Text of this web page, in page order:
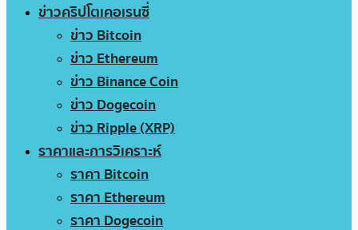
ข่าวคริปโตเคอเรนซี่
ข่าว Bitcoin
ข่าว Ethereum
ข่าว Binance Coin
ข่าว Dogecoin
ข่าว Ripple (XRP)
ราคาและการวิเคราะห์
ราคา Bitcoin
ราคา Ethereum
ราคา Dogecoin